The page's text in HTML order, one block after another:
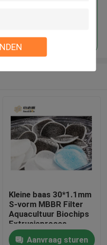
Kleine baas 30*1.1mm
S-vorm MBBR Filter
Aquacultuur Biochips
Extrusieproces
Aanvraag sturen